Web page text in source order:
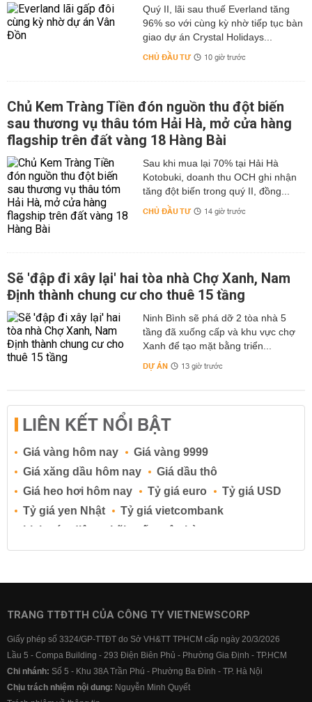
Quý II, lãi sau thuế Everland tăng
96% so với cùng kỳ nhờ tiếp tục bàn
giao dự án Crystal Holidays...
CHỦ ĐẦU TƯ 10 giờ trước
Chủ Kem Tràng Tiền đón nguồn thu đột biến
sau thương vụ thâu tóm Hải Hà, mở cửa hàng
flagship trên đất vàng 18 Hàng Bài
Sau khi mua lại 70% tại Hải Hà
Kotobuki, doanh thu OCH ghi nhận
tăng đột biến trong quý II, đồng...
CHỦ ĐẦU TƯ 14 giờ trước
Sẽ 'đập đi xây lại' hai tòa nhà Chợ Xanh, Nam
Định thành chung cư cho thuê 15 tầng
Ninh Bình sẽ phá dỡ 2 tòa nhà 5
tầng đã xuống cấp và khu vực chợ
Xanh để tạo mặt bằng triển...
DỰ ÁN 13 giờ trước
LIÊN KẾT NỔI BẬT
Giá vàng hôm nay
Giá vàng 9999
Giá xăng dầu hôm nay
Giá dầu thô
Giá heo hơi hôm nay
Tỷ giá euro
Tỷ giá USD
Tỷ giá yen Nhật
Tỷ giá vietcombank
Lịch cúp điện
Lãi suất ngân hàng
Lãi suất tiết kiệm
Lãi suất tiền gửi
Lãi suất ngân hàng BIDV
Lãi suất ngân hàng Vietcombank
TRANG TTĐTTH CỦA CÔNG TY VIETNEWSCORP
Giấy phép số 3324/GP-TTĐT do Sở VH&TT TPHCM cấp ngày 20/3/2026
Lầu 5 - Compa Building - 293 Điện Biên Phủ - Phường Gia Định - TP.HCM
Chi nhánh: Số 5 - Khu 38A Trần Phú - Phường Ba Đình - TP. Hà Nội
Chịu trách nhiệm nội dung: Nguyễn Minh Quyết